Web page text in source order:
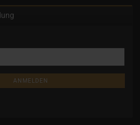
ANMELDEN